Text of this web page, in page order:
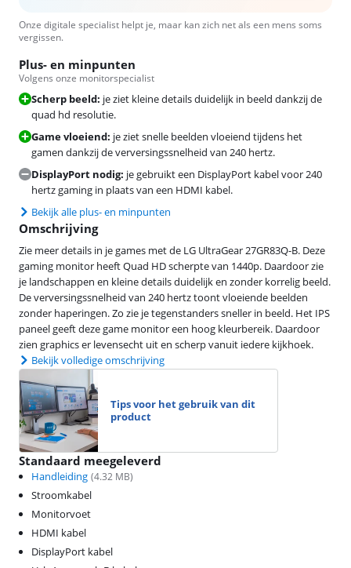
Onze digitale specialist helpt je, maar kan zich net als een mens soms
vergissen.
Plus- en minpunten
Volgens onze monitorspecialist
Scherp beeld: je ziet kleine details duidelijk in beeld dankzij de
quad hd resolutie.
Game vloeiend: je ziet snelle beelden vloeiend tijdens het
gamen dankzij de verversingssnelheid van 240 hertz.
DisplayPort nodig: je gebruikt een DisplayPort kabel voor 240
hertz gaming in plaats van een HDMI kabel.
Bekijk alle plus- en minpunten
Omschrijving
Zie meer details in je games met de LG UltraGear 27GR83Q-B. Deze
gaming monitor heeft Quad HD scherpte van 1440p. Daardoor zie
je landschappen en kleine details duidelijk en zonder korrelig beeld.
De verversingssnelheid van 240 hertz toont vloeiende beelden
zonder haperingen. Zo zie je tegenstanders sneller in beeld. Het IPS
paneel geeft deze game monitor een hoog kleurbereik. Daardoor
zien graphics er levensecht uit en scherp vanuit iedere kijkhoek.
Bekijk volledige omschrijving
Tips voor het gebruik van dit
product
Standaard meegeleverd
Handleiding (4.32 MB)
Stroomkabel
Monitorvoet
HDMI kabel
DisplayPort kabel